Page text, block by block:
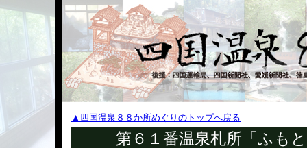
▲四国温泉８８か所めぐりのトップへ戻る
第６１番温泉札所「ふも